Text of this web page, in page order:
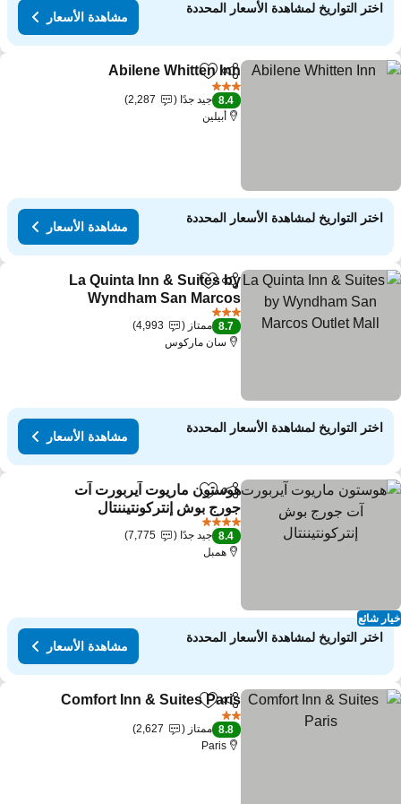
اختر التواريخ لمشاهدة الأسعار المحددة
مشاهدة الأسعار
مشاركةAdd to favorites
Abilene Whitten Inn
8.4 جيد جدًا
2,287
أبيلين
اختر التواريخ لمشاهدة الأسعار المحددة
مشاهدة الأسعار
مشاركةAdd to favorites
La Quinta Inn & Suites by
Wyndham San Marcos
Outlet Mall
مشاهدة الأسعار
8.7 ممتاز
4,993
سان ماركوس
اختر التواريخ لمشاهدة الأسعار المحددة
مشاهدة الأسعار
شائع
مشاركةAdd to favorites
هوستون ماريوت آيربورت آت
جورج بوش إنتركونتيننتال
مشاهدة الأسعار
8.4 جيد جدًا
7,775
همبل
اختر التواريخ لمشاهدة الأسعار المحددة
مشاهدة الأسعار
مشاركةAdd to favorites
Comfort Inn & Suites Paris
8.8 ممتاز
2,627
Paris